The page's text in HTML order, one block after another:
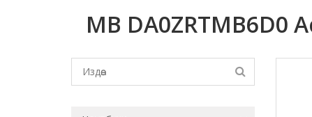
MB DA0ZRTMB6D0